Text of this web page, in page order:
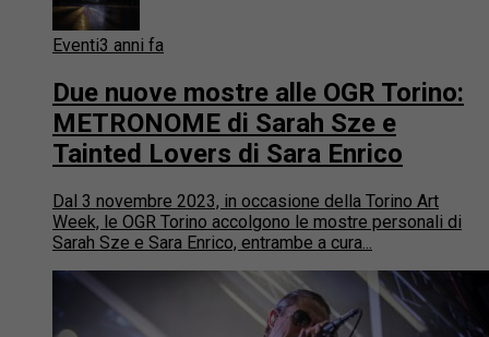
Eventi3 anni fa
Due nuove mostre alle OGR Torino:
METRONOME di Sarah Sze e
Tainted Lovers di Sara Enrico
Dal 3 novembre 2023, in occasione della Torino Art
Week, le OGR Torino accolgono le mostre personali di
Sarah Sze e Sara Enrico, entrambe a cura...